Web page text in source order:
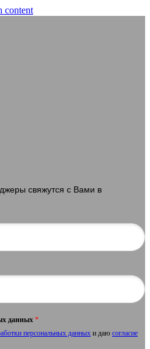
content
свяжутся с Вами в
данных *
персональных данных и даю согласие